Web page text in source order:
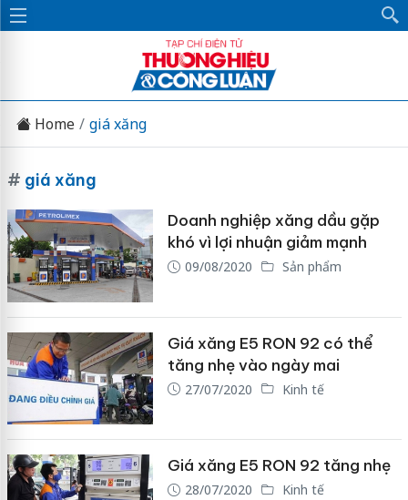
Home giá xăng
# giá xăng
Doanh nghiệp xăng dầu gặp
khó vì lợi nhuận giảm mạnh
09/08/2020 Sản phẩm
Giá xăng E5 RON 92 có thể
tăng nhẹ vào ngày mai
27/07/2020 Kinh tế
Giá xăng E5 RON 92 tăng nhẹ
28/07/2020 Kinh tế